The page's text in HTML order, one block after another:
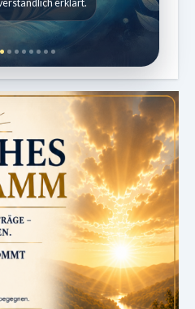
und Erneuerung.